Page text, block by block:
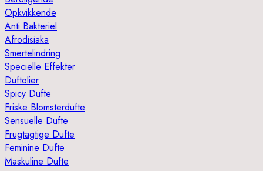
Opkvikkende
Anti Bakteriel
Afrodisiaka
Smertelindring
Specielle Effekter
Duftolier
Spicy Dufte
Friske Blomsterdufte
Sensuelle Dufte
Frugtagtige Dufte
Feminine Dufte
Maskuline Dufte